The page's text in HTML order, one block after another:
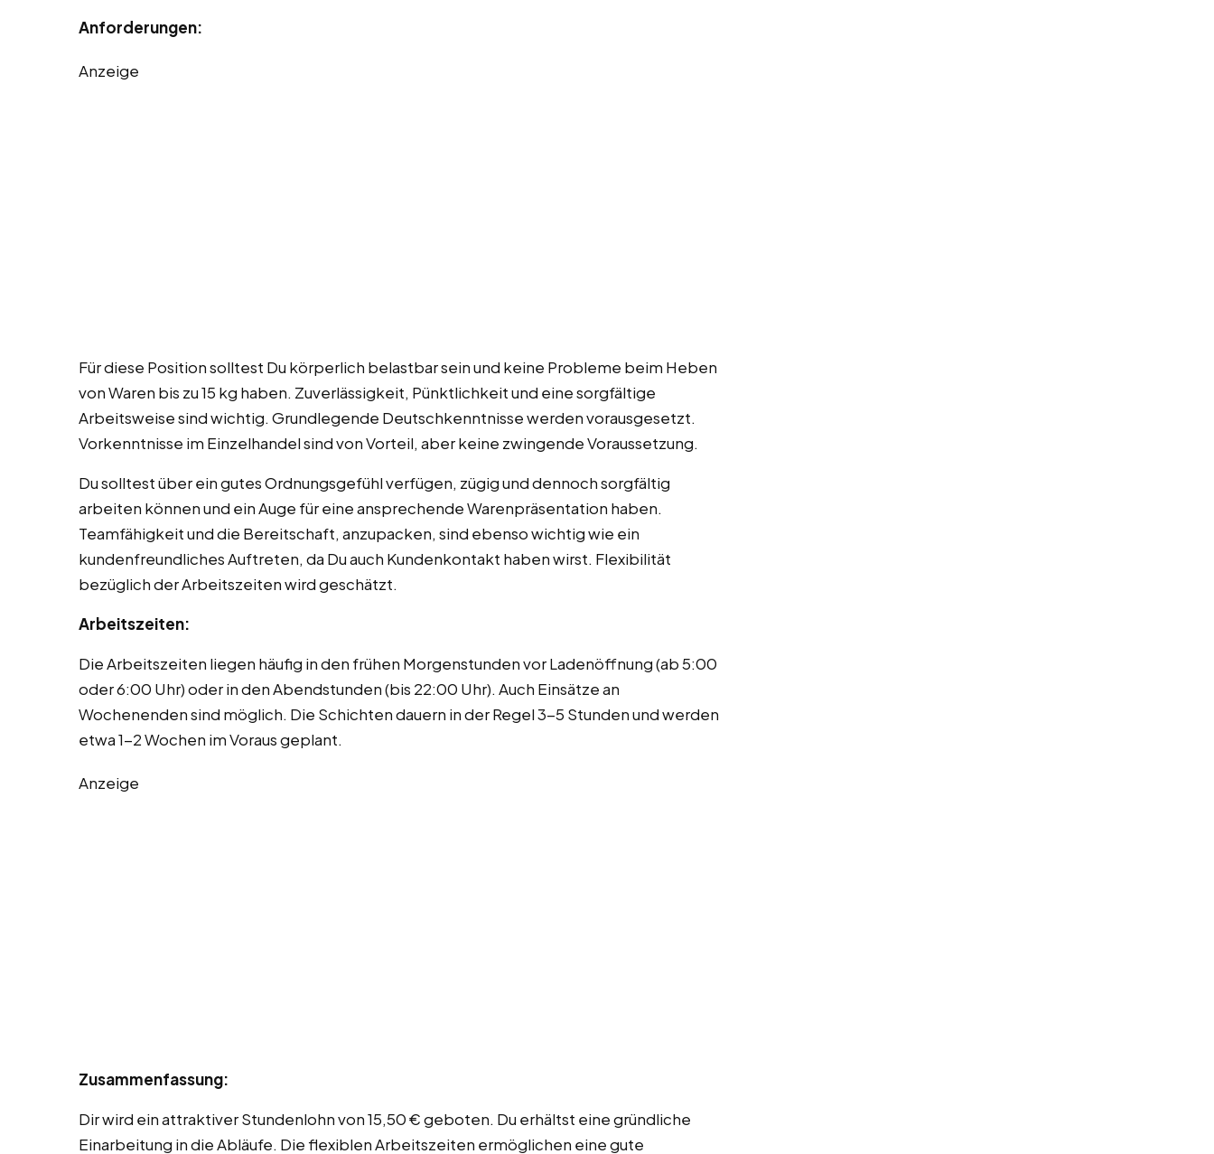
Anforderungen:
Anzeige
Für diese Position solltest Du körperlich belastbar sein und keine Probleme beim Heben
von Waren bis zu 15 kg haben. Zuverlässigkeit, Pünktlichkeit und eine sorgfältige
Arbeitsweise sind wichtig. Grundlegende Deutschkenntnisse werden vorausgesetzt.
Vorkenntnisse im Einzelhandel sind von Vorteil, aber keine zwingende Voraussetzung.
Du solltest über ein gutes Ordnungsgefühl verfügen, zügig und dennoch sorgfältig
arbeiten können und ein Auge für eine ansprechende Warenpräsentation haben.
Teamfähigkeit und die Bereitschaft, anzupacken, sind ebenso wichtig wie ein
kundenfreundliches Auftreten, da Du auch Kundenkontakt haben wirst. Flexibilität
bezüglich der Arbeitszeiten wird geschätzt.
Arbeitszeiten:
Die Arbeitszeiten liegen häufig in den frühen Morgenstunden vor Ladenöffnung (ab 5:00
oder 6:00 Uhr) oder in den Abendstunden (bis 22:00 Uhr). Auch Einsätze an
Wochenenden sind möglich. Die Schichten dauern in der Regel 3-5 Stunden und werden
etwa 1-2 Wochen im Voraus geplant.
Anzeige
Zusammenfassung:
Dir wird ein attraktiver Stundenlohn von 15,50 € geboten. Du erhältst eine gründliche
Einarbeitung in die Abläufe. Die flexiblen Arbeitszeiten ermöglichen eine gute